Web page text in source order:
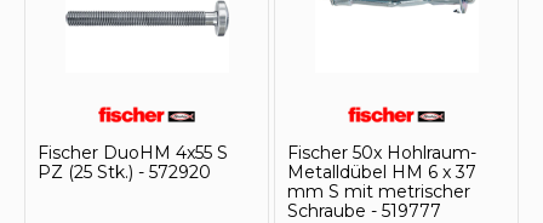
Fischer DuoHM 4x55 S
PZ (25 Stk.) - 572920
Fischer 50x Hohlraum-
Metalldübel HM 6 x 37
mm S mit metrischer
Schraube - 519777